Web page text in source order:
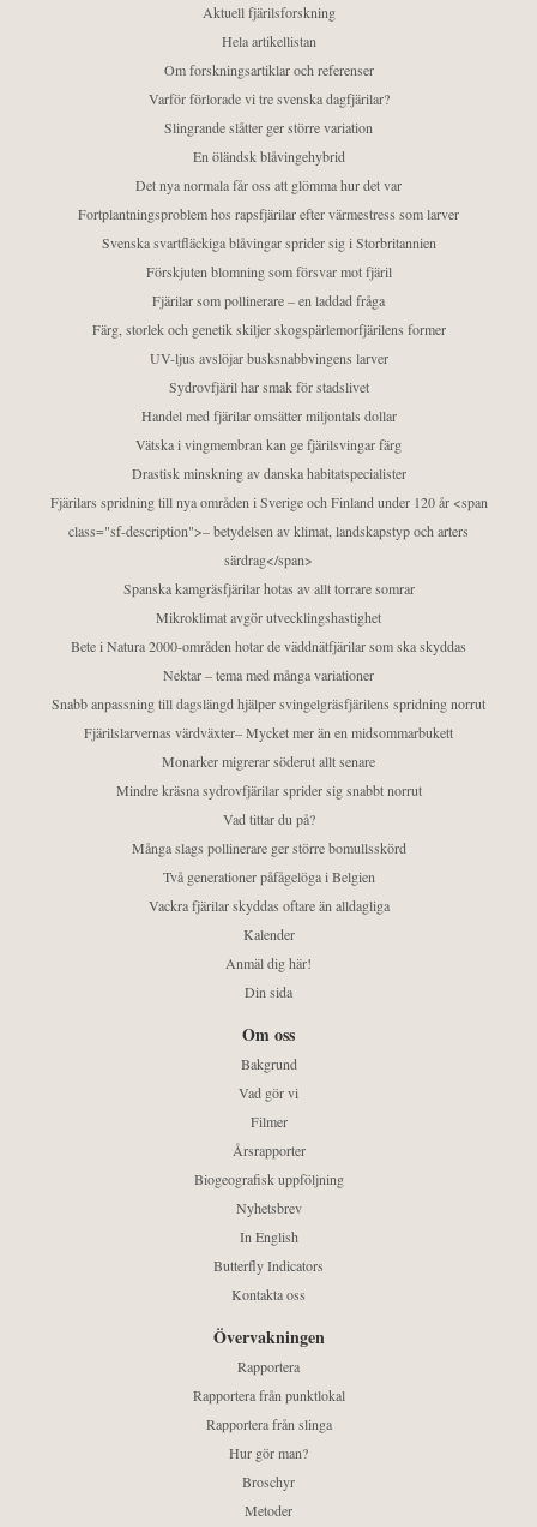
Aktuell fjärilsforskning
Hela artikellistan
Om forskningsartiklar och referenser
Varför förlorade vi tre svenska dagfjärilar?
Slingrande slåtter ger större variation
En öländsk blåvingehybrid
Det nya normala får oss att glömma hur det var
Fortplantningsproblem hos rapsfjärilar efter värmestress som larver
Svenska svartfläckiga blåvingar sprider sig i Storbritannien
Förskjuten blomning som försvar mot fjäril
Fjärilar som pollinerare – en laddad fråga
Färg, storlek och genetik skiljer skogspärlemorfjärilens former
UV-ljus avslöjar busksnabbvingens larver
Sydrovfjäril har smak för stadslivet
Handel med fjärilar omsätter miljontals dollar
Vätska i vingmembran kan ge fjärilsvingar färg
Drastisk minskning av danska habitatspecialister
Fjärilars spridning till nya områden i Sverige och Finland under 120 år <span
class="sf-description">– betydelsen av klimat, landskapstyp och arters
särdrag</span>
Spanska kamgräsfjärilar hotas av allt torrare somrar
Mikroklimat avgör utvecklingshastighet
Bete i Natura 2000-områden hotar de väddnätfjärilar som ska skyddas
Nektar – tema med många variationer
Snabb anpassning till dagslängd hjälper svingelgräsfjärilens spridning norrut
Fjärilslarvernas värdväxter– Mycket mer än en midsommarbukett
Monarker migrerar söderut allt senare
Mindre kräsna sydrovfjärilar sprider sig snabbt norrut
Vad tittar du på?
Många slags pollinerare ger större bomullsskörd
Två generationer påfågelöga i Belgien
Vackra fjärilar skyddas oftare än alldagliga
Kalender
Anmäl dig här!
Din sida
Om oss
Bakgrund
Vad gör vi
Filmer
Årsrapporter
Biogeografisk uppföljning
Nyhetsbrev
In English
Butterfly Indicators
Kontakta oss
Övervakningen
Rapportera
Rapportera från punktlokal
Rapportera från slinga
Hur gör man?
Broschyr
Metoder